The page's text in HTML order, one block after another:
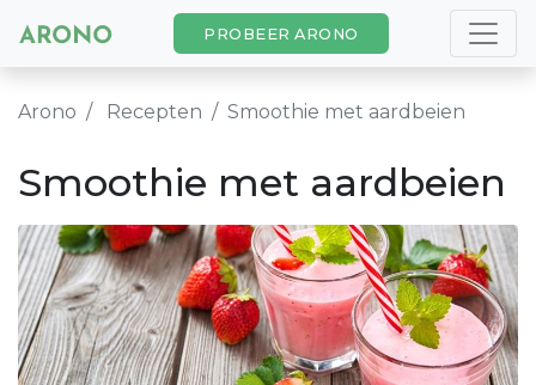
PROBEER ARONO
Arono Recepten Smoothie met aardbeien
Smoothie met aardbeien